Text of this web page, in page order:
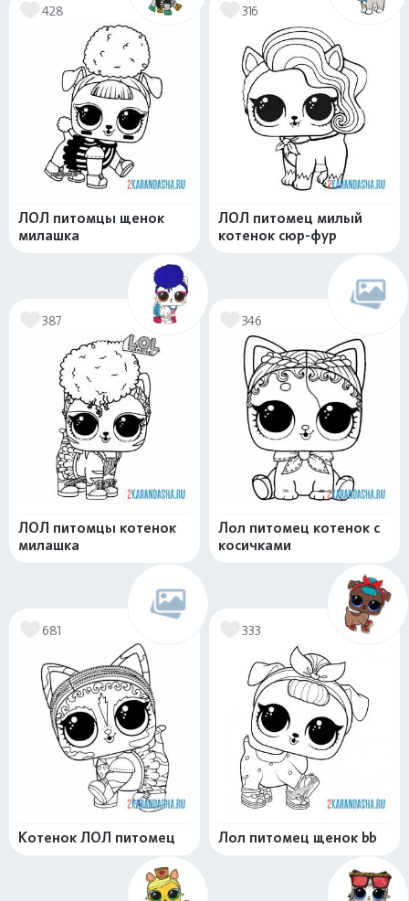
428
ЛОЛ питомцы щенок
милашка
316
ЛОЛ питомец милый
котенок сюр-фур
387
ЛОЛ питомцы котенок
милашка
346
Лол питомец котенок с
косичками
681
Котенок ЛОЛ питомец
333
Лол питомец щенок bb